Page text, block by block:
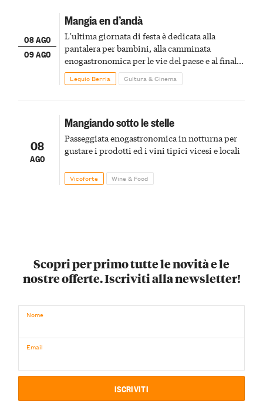
08 AGO
09 AGO
Mangia en d’andà
L'ultima giornata di festa è dedicata alla
pantalera per bambini, alla camminata
enogastronomica per le vie del paese e al finale
pirotecnico
Lequio Berria Cultura & Cinema
08
AGO
Mangiando sotto le stelle
Passeggiata enogastronomica in notturna per
gustare i prodotti ed i vini tipici vicesi e locali
Vicoforte Wine & Food
Scopri per primo tutte le novità e le
nostre offerte. Iscriviti alla newsletter!
Nome
Email